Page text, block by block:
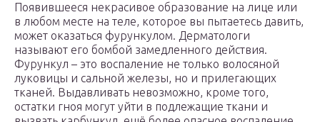
Появившееся некрасивое образование на лице или
в любом месте на теле, которое вы пытаетесь давить,
может оказаться фурункулом. Дерматологи
называют его бомбой замедленного действия.
Фурункул – это воспаление не только волосяной
луковицы и сальной железы, но и прилегающих
тканей. Выдавливать невозможно, кроме того,
остатки гноя могут уйти в подлежащие ткани и